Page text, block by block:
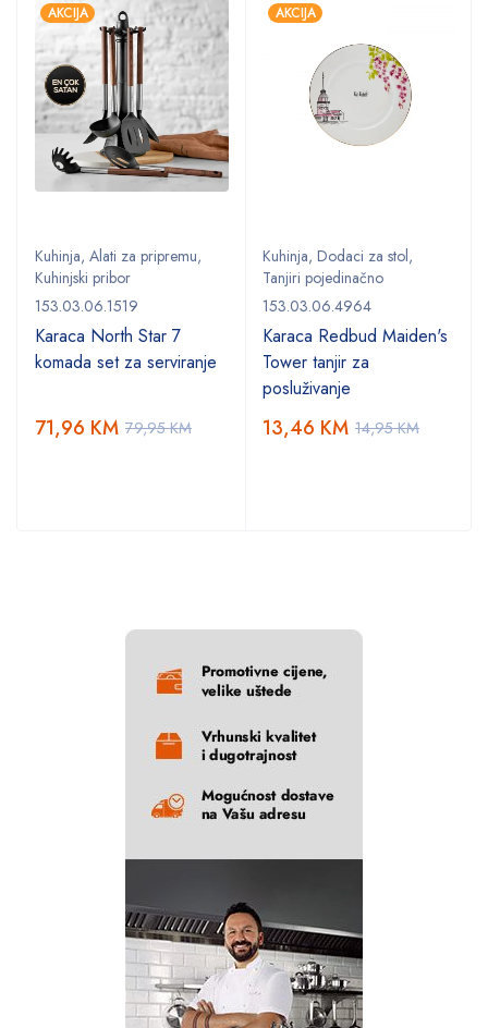
AKCIJA
Kuhinja, Alati za pripremu,
Kuhinjski pribor
153.03.06.1519
Karaca North Star 7
komada set za serviranje
79,95KM
71,96 KM
AKCIJA
Kuhinja, Dodaci za stol,
Tanjiri pojedinačno
153.03.06.4964
Karaca Redbud Maiden's
Tower tanjir za
posluživanje
14,95KM
13,46 KM